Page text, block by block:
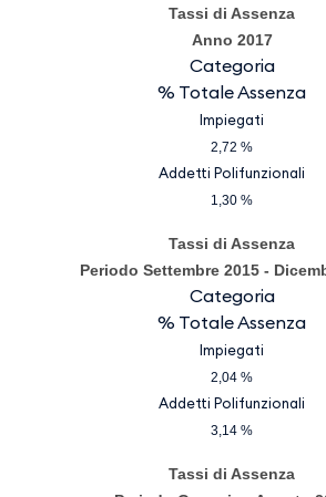
Tassi di Assenza
Anno 2017
Categoria
% Totale Assenza
Impiegati
2,72 %
Addetti Polifunzionali
1,30 %
Tassi di Assenza
Periodo Settembre 2015 -
Categoria
% Totale Assenza
Impiegati
2,04 %
Addetti Polifunzionali
3,14 %
Tassi di Assenza